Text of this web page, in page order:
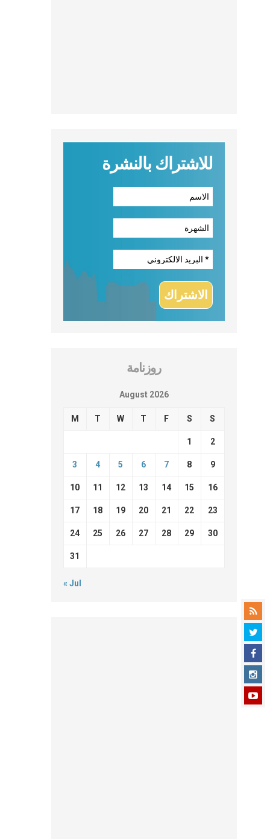
للاشتراك بالنشرة
روزنامة
August 2026
M T W T F S S
1 2
3 4 5 6 7 8 9
10 11 12 13 14 15 16
17 18 19 20 21 22 23
24 25 26 27 28 29 30
31
« Jul